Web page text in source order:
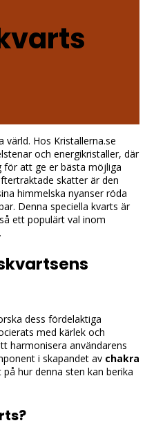
värld. Hos Kristallerna.se
och energikristaller, där
att ge er bästa möjliga
skatter är den
himmelska nyanser röda
Denna speciella kvarts är
ett populärt val inom
.
dess fördelaktiga
med kärlek och
harmonisera användarens
i skapandet av chakra
hur denna sten kan berika